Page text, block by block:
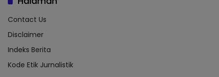
Contact Us
Disclaimer
Indeks Berita
Kode Etik Jurnalistik